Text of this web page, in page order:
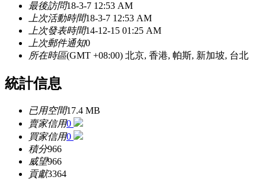
最後訪問18-3-7 12:53 AM
上次活動時間18-3-7 12:53 AM
上次發表時間14-12-15 01:25 AM
上次郵件通知0
所在時區(GMT +08:00) 北京, 香港, 帕斯, 新加坡, 台北
統計信息
已用空間17.4 MB
賣家信用0
買家信用0
積分966
威望966
貢獻3364